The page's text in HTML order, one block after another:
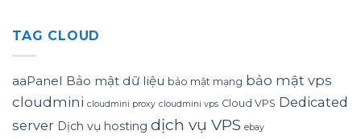
TAG CLOUD
aaPanel Bảo mật dữ liệu bảo mật mạng bảo mật vps
cloudmini cloudmini proxy cloudmini vps Cloud VPS Dedicated
server Dịch vụ hosting dịch vụ VPS ebay